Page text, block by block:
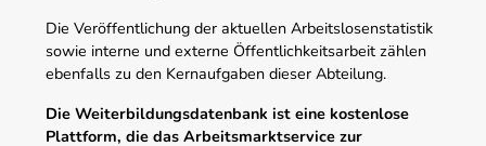
Die Veröffentlichung der aktuellen Arbeitslosenstatistik
sowie interne und externe Öffentlichkeitsarbeit zählen
ebenfalls zu den Kernaufgaben dieser Abteilung.
Die Weiterbildungsdatenbank ist eine kostenlose
Plattform, die das Arbeitsmarktservice zur